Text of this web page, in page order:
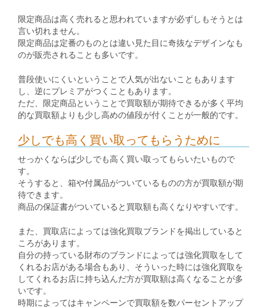
限定商品は高く売れると思われていますが必ずしもそうとは
言い切れません。
限定商品は定番のものとは違い見た目に奇抜なデザインなも
のが販売されることも多いです。
普段使いにくいということで人気が出ないこともあります
し、逆にプレミアがつくこともあります。
ただ、限定商品ということで買取額が期待できるが多く平均
的な買取額よりも少し高めの値段が付くことが一般的です。
少しでも高く買い取ってもらうために
せっかくならば少しでも高く買い取ってもらいたいもので
す。
そうすると、箱や付属品がついているものの方が買取額が期
待できます。
商品の保証書がついていると買取額も高くなりやすいです。
また、買取店によっては強化買取ブランドを掲出していると
ころがあります。
自分の持っている財布のブランドによっては強化買取をして
くれるお店がある場合もあり、そういった時には強化買取を
してくれるお店に持ち込んだ方が買取額は高くなることが多
いです。
時期によってはキャンペーンで買取額を数パーセントアップ